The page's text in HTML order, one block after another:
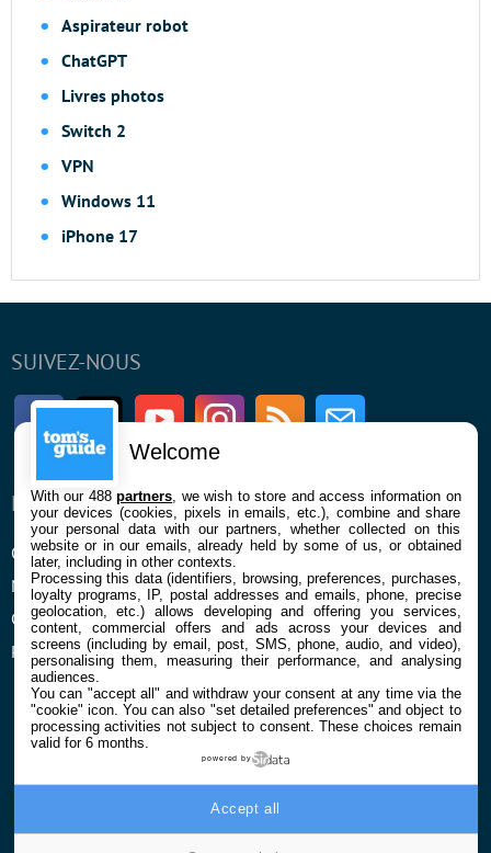
Aspirateur robot
ChatGPT
Livres photos
Switch 2
VPN
Windows 11
iPhone 17
SUIVEZ-NOUS
FacebookTwitter Youtube InstagramRSS Newsletter
ENTREPRISE
Qui sommes nous
Mentions légales et CGU
Confidentialité et Cookies
Préférences cookies
À PROPOS
La rédaction
Contact
Welcome
With our 488partners , we wish to store and access information on
your devices (cookies, pixels in emails, etc.), combine and share
your personal data with our partners, whether collected on this
website or in our emails, already held by some of us, or obtained
later, including in other contexts.
Processing this data (identifiers, browsing, preferences, purchases,
loyalty programs, IP, postal addresses and emails, phone, precise
geolocation, etc.) allows developing and offering you services,
content, commercial offers and ads across your devices and
screens (including by email, post, SMS, phone, audio, and video),
personalising them, measuring their performance, and analysing
audiences.
You can "accept all" and withdraw your consent at any time via the
"cookie" icon. You can also "set detailed preferences" and object to
processing activities not subject to consent. These choices remain
valid for 6 months.
powered by
Accept all